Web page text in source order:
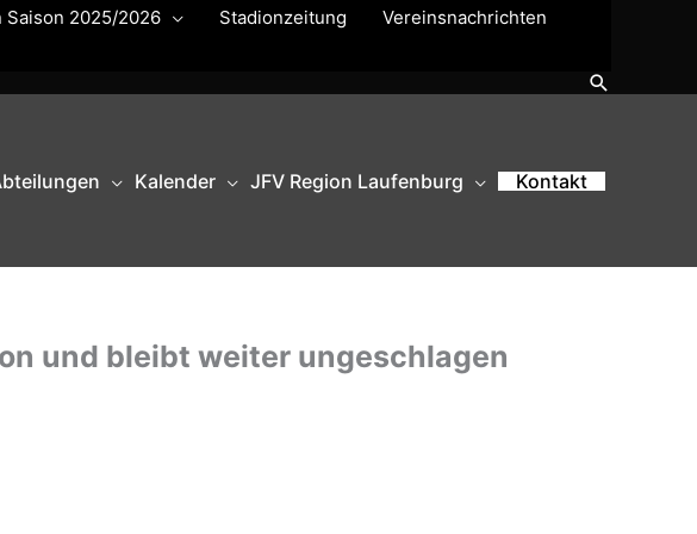
Saison 2025/2026 Stadionzeitung
Vereinsnachrichten
Suchen
Kalender JFV Region Laufenburg Kontakt
und bleibt weiter ungeschlagen